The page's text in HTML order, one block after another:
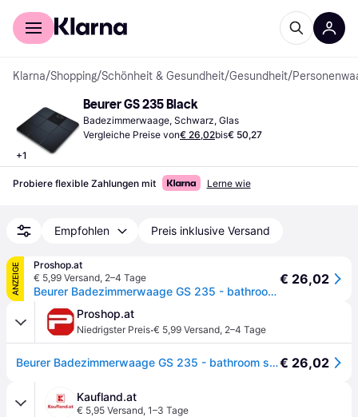
Für Shopper
Klarna/Shopping/Schönheit & Gesundheit/Gesundheit/
+1
Beurer GS 235 Black
Badezimmerwaage, Schwarz, Glas
Vergleiche Preise von€ 26,02bis€ 50,27
Probiere flexible Zahlungen mit Lerne wie
Empfohlen Preis inklusive Versand
ANZEIGE
Proshop.at
€ 5,99 Versand, 2–4 Tage
Beurer Badezimmerwaage GS 235 - bathroom scales
€ 26,02
Proshop.at
Niedrigster Preis·€ 5,99 Versand, 2–4 Tage
Beurer Badezimmerwaage GS 235 - bathroom scales€ 26,02
Kaufland.at
€ 5,95 Versand, 1–3 Tage